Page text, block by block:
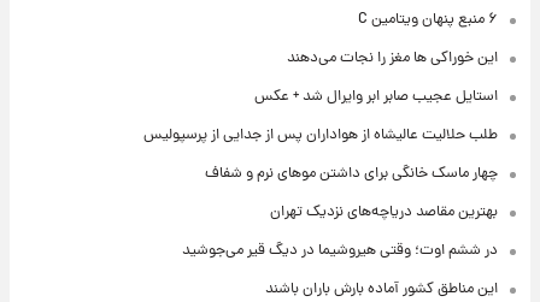
۶ منبع پنهان ویتامین C
این خوراکی ها مغز را نجات می‌دهند
استایل عجیب صابر ابر وایرال شد + عکس
طلب حلالیت عالیشاه از هواداران پس از جدایی از پرسپولیس
چهار ماسک خانگی برای داشتن موهای نرم و شفاف
بهترین مقاصد دریاچه‌های نزدیک تهران
در ششم اوت؛ وقتی هیروشیما در دیگ قیر می‌جوشید
این مناطق کشور آماده بارش باران باشند